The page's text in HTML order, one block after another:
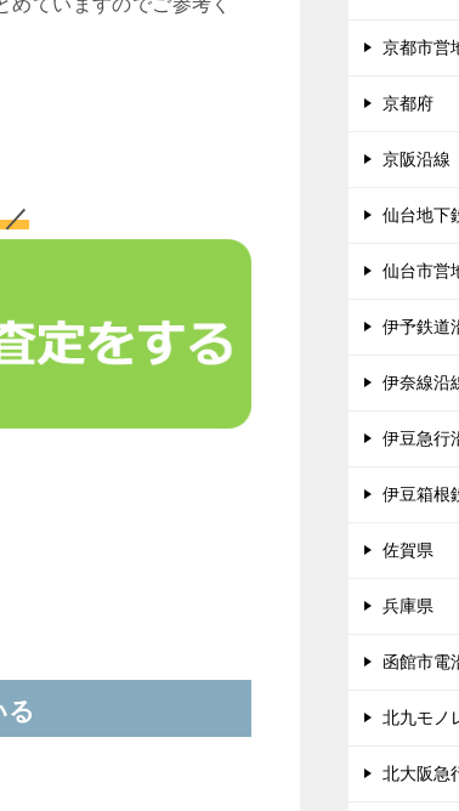
ていますのでご参考く
／
る
京都市営
京都府
京阪沿線
仙台地下
仙台市営
伊予鉄道
伊奈線沿
伊豆急行
伊豆箱根
佐賀県
兵庫県
函館市電
北九モノ
北大阪急